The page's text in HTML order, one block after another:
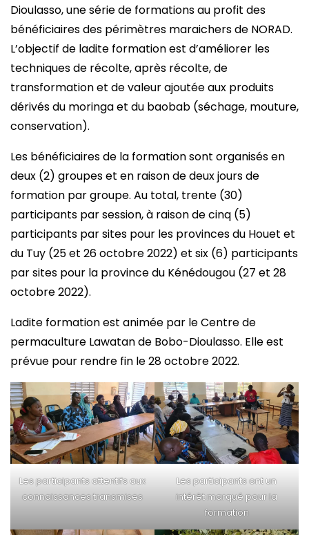
Dioulasso, une série de formations au profit des
bénéficiaires des périmètres maraichers de NORAD.
L’objectif de ladite formation est d’améliorer les
techniques de récolte, après récolte, de
transformation et de valeur ajoutée aux produits
dérivés du moringa et du baobab (séchage, mouture,
conservation).
Les bénéficiaires de la formation sont organisés en
deux (2) groupes et en raison de deux jours de
formation par groupe. Au total, trente (30)
participants par session, à raison de cinq (5)
participants par sites pour les provinces du Houet et
du Tuy (25 et 26 octobre 2022) et six (6) participants
par sites pour la province du Kénédougou (27 et 28
octobre 2022).
Ladite formation est animée par le Centre de
permaculture Lawatan de Bobo-Dioulasso. Elle est
prévue pour rendre fin le 28 octobre 2022.
Les participants attentifs aux
connaissances transmises
Les participants ont un
intérêt marqué pour la
formation